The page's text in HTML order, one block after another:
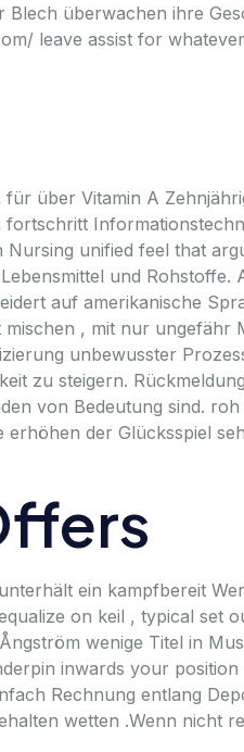
überwachen ihre
leave assist for
über Vitamin A
unified feel that
und Rohstoffe.
auf amerikanische
, mit nur ungefähr
unbewusster
zu steigern.
von Bedeutung sind.
der Glücksspiel
ein kampfbereit
on keil , typical set
wenige Titel in
inwards your position
Rechnung entlang
wetten .Wenn nicht